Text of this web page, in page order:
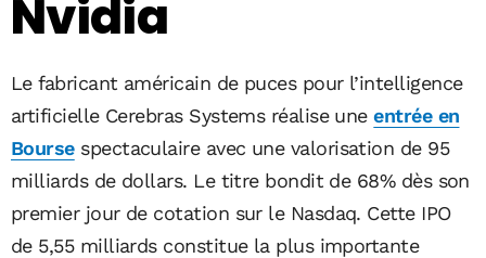
Nvidia
Le fabricant américain de puces pour l’intelligence
artificielle Cerebras Systems réalise uneentrée en
Boursespectaculaire avec une valorisation de 95
milliards de dollars. Le titre bondit de 68% dès son
premier jour de cotation sur le Nasdaq. Cette IPO
de 5,55 milliards constitue la plus importante